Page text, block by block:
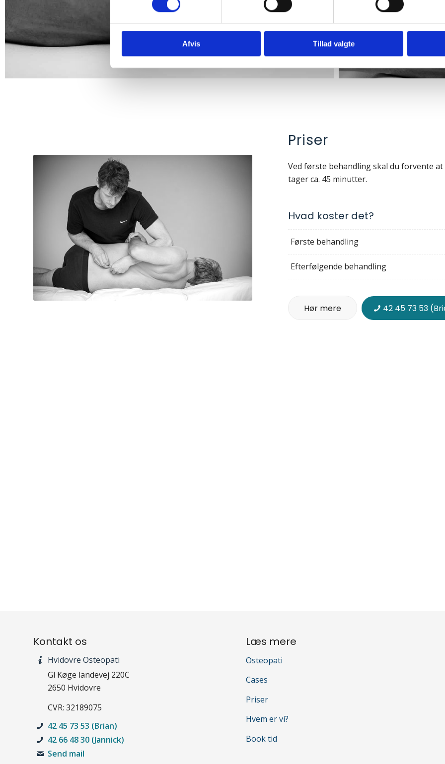
Afvis Tillad valgte
Priser
Ved første behandling skal du forvente
tager ca. 45 minutter.
Hvad koster det?
Første behandling
Efterfølgende behandling
Hør mere 42 45 73 53
Kontakt os
Hvidovre Osteopati
Gl Køge landevej 220C
2650 Hvidovre
CVR: 32189075
42 45 73 53 (Brian)
42 66 48 30 (Jannick)
Send mail
Læs mere
Osteopati
Cases
Priser
Hvem er vi?
Book tid